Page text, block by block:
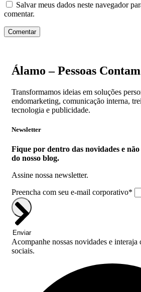
Salvar meus dados neste navegador
comentar.
Comentar
Álamo – Pessoas Contam
Transformamos ideias em soluções
endomarketing, comunicação interna,
tecnologia e publicidade.
Newsletter
Fique por dentro das novidades e
do nosso blog.
Assine nossa newsletter.
Preencha com seu e-mail corporativo*
Enviar
Acompanhe nossas novidades e interaja
sociais.